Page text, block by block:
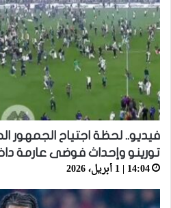
فيديو.. لحظة اجتياح الجمهور
تورينو وإحداث فوضى عارمة
14:04 | 1 أبريل، 2026